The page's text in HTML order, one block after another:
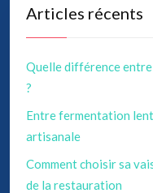
Articles récents
Quelle différence
?
Entre fermentation
artisanale
Comment choisir sa
de la restauration